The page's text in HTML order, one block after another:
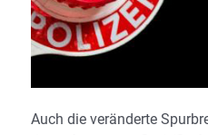
Auch die veränderte